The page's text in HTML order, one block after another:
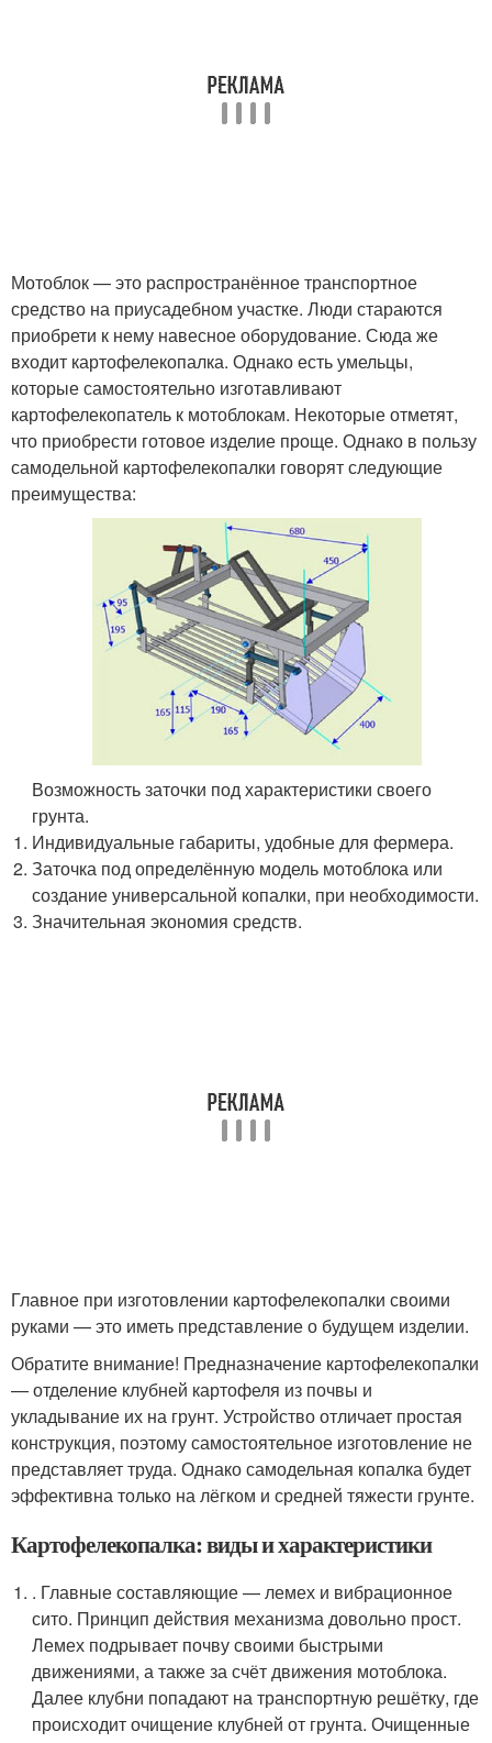
Мотоблок — это распространённое транспортное
средство на приусадебном участке. Люди стараются
приобрети к нему навесное оборудование. Сюда же
входит картофелекопалка. Однако есть умельцы,
которые самостоятельно изготавливают
картофелекопатель к мотоблокам. Некоторые отметят,
что приобрести готовое изделие проще. Однако в пользу
самодельной картофелекопалки говорят следующие
преимущества:
Возможность заточки под характеристики своего
грунта.
Индивидуальные габариты, удобные для фермера.
Заточка под определённую модель мотоблока или
создание универсальной копалки, при необходимости.
Значительная экономия средств.
Главное при изготовлении картофелекопалки своими
руками — это иметь представление о будущем изделии.
Обратите внимание! Предназначение картофелекопалки
— отделение клубней картофеля из почвы и
укладывание их на грунт. Устройство отличает простая
конструкция, поэтому самостоятельное изготовление не
представляет труда. Однако самодельная копалка будет
эффективна только на лёгком и средней тяжести грунте.
Картофелекопалка: виды и характеристики
. Главные составляющие — лемех и вибрационное
сито. Принцип действия механизма довольно прост.
Лемех подрывает почву своими быстрыми
движениями, а также за счёт движения мотоблока.
Далее клубни попадают на транспортную решётку, где
происходит очищение клубней от грунта. Очищенные